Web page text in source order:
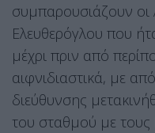
συμπαρουσιάζουν οι
Ελευθερόγλου που
μέχρι πριν από
αιφνιδιαστικά, με
διεύθυνσης
του σταθμού με τους